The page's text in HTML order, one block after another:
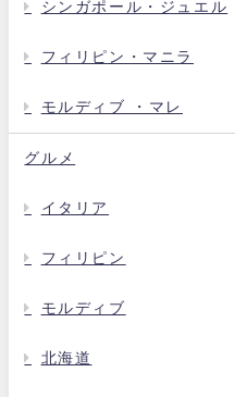
シンガポール・ジュエル
フィリピン・マニラ
モルディブ ・マレ
グルメ
イタリア
フィリピン
モルディブ
北海道